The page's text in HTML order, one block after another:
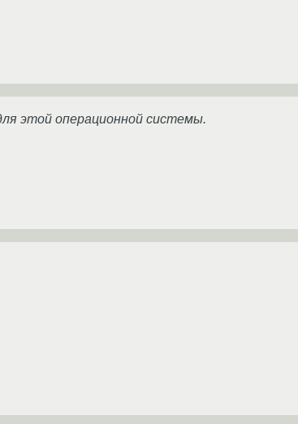
этой операционной системы.